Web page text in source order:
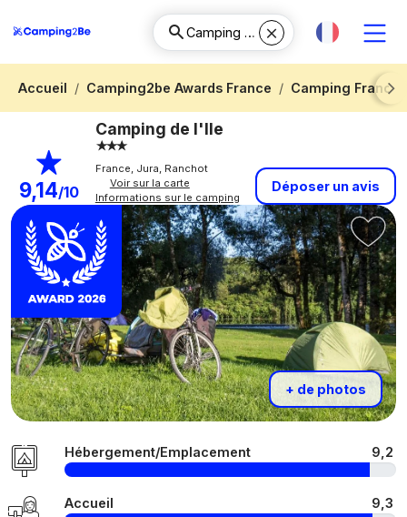
Accueil Camping2be Awards France
Camping
Next
9,14/10
Camping de l'Ile
France, Jura, Ranchot
Voir sur la carte
Informations sur le camping
Déposer un avis
+ de photos
Hébergement/Emplacement 9,2
Accueil 9,3